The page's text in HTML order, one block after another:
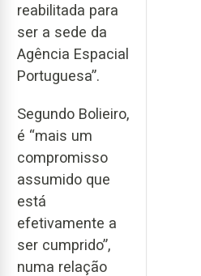
reabilitada para
ser a sede da
Agência Espacial
Portuguesa”.
Segundo Bolieiro,
é “mais um
compromisso
assumido que
está
efetivamente a
ser cumprido”,
numa relação